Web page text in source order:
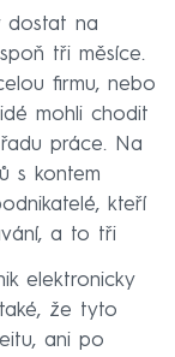
dostat na
tři měsíce.
firmu, nebo
mohli chodit
práce. Na
s kontem
kteří
a to tři
elektronicky
že tyto
ani po